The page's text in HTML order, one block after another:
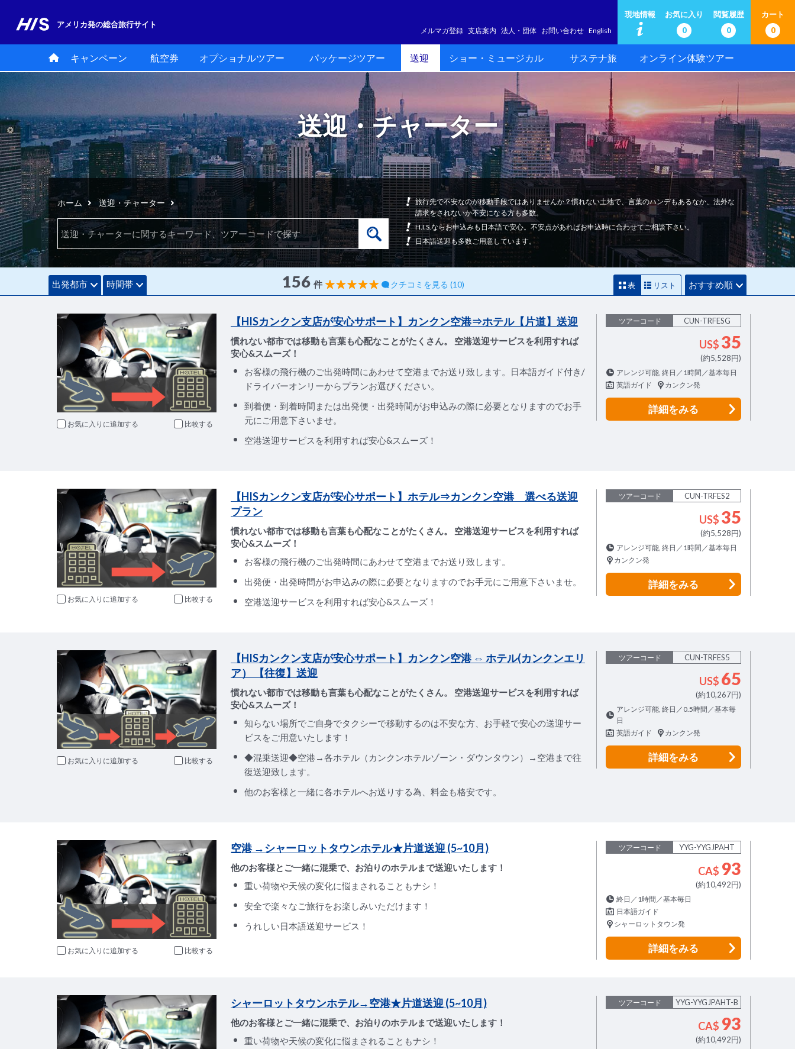
アメリカ発の総合旅行サイト
メルマガ登録 支店案内 法人・団体 お問い合わせ English
現地情報
お気に入り
0
閲覧履歴
0
カート
0
キャンペーン 航空券 オプショナルツアー パッケージツアー 送迎 ショー・ミュージカル サステナ旅 オンライン体験ツアー
送迎・チャーター
ホーム 送迎・チャーター
旅行先で不安なのが移動手段ではありませんか？慣れない土地で、言葉のハンデもあるなか、法外な
請求をされないか不安になる方も多数。
H.I.S.ならお申込みも日本語で安心。不安点があればお申込時に合わせてご相談下さい。
日本語送迎も多数ご用意しています。
出発都市 時間帯 156 件 クチコミを見る (10) 表 リスト おすすめ順
お気に入りに追加 比較
【HISカンクン支店が安心サポート】カンクン空港⇒ホテル【片道】送迎
慣れない都市では移動も言葉も心配なことがたくさん。 空港送迎サービスを利用すれば
安心&スムーズ！
お客様の飛行機のご出発時間にあわせて空港までお送り致します。日本語ガイド付き/
ドライバーオンリーからプランお選びください。
到着便・到着時間または出発便・出発時間がお申込みの際に必要となりますのでお手
元にご用意下さいませ。
空港送迎サービスを利用すれば安心&スムーズ！
ツアーコード CUN-TRFESG
US$ 35
(約5,528円)
アレンジ可能, 終日／1時間／基本毎日
英語ガイド
カンクン発
詳細をみる
お気に入りに追加 比較
【HISカンクン支店が安心サポート】ホテル⇒カンクン空港 選べる送迎
プラン
慣れない都市では移動も言葉も心配なことがたくさん。 空港送迎サービスを利用すれば
安心&スムーズ！
お客様の飛行機のご出発時間にあわせて空港までお送り致します。
出発便・出発時間がお申込みの際に必要となりますのでお手元にご用意下さいませ。
空港送迎サービスを利用すれば安心&スムーズ！
ツアーコード CUN-TRFES2
US$ 35
(約5,528円)
アレンジ可能, 終日／1時間／基本毎日
カンクン発
詳細をみる
お気に入りに追加 比較
【HISカンクン支店が安心サポート】カンクン空港 ⇔ ホテル(カンクンエリ
ア） 【往復】送迎
慣れない都市では移動も言葉も心配なことがたくさん。 空港送迎サービスを利用すれば
安心&スムーズ！
知らない場所でご自身でタクシーで移動するのは不安な方、お手軽で安心の送迎サー
ビスをご用意いたします！
◆混乗送迎◆空港→各ホテル（カンクンホテルゾーン・ダウンタウン）→空港まで往
復送迎致します。
他のお客様と一緒に各ホテルへお送りする為、料金も格安です。
ツアーコード CUN-TRFES5
US$ 65
(約10,267円)
アレンジ可能, 終日／0.5時間／基本毎
日
英語ガイド
カンクン発
詳細をみる
お気に入りに追加 比較
空港 →シャーロットタウンホテル★片道送迎 (5~10月)
他のお客様とご一緒に混乗で、お泊りのホテルまで送迎いたします！
重い荷物や天候の変化に悩まされることもナシ！
安全で楽々なご旅行をお楽しみいただけます！
うれしい日本語送迎サービス！
ツアーコード YYG-YYGJPAHT
CA$ 93
(約10,492円)
終日／1時間／基本毎日
日本語ガイド
シャーロットタウン発
詳細をみる
シャーロットタウンホテル→空港★片道送迎 (5~10月)
他のお客様とご一緒に混乗で、お泊りのホテルまで送迎いたします！
重い荷物や天候の変化に悩まされることもナシ！
ツアーコード YYG-YYGJPAHT-B
CA$ 93
(約10,492円)